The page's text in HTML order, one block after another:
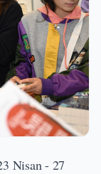
Nisan - 27